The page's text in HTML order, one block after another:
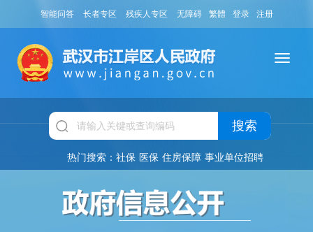
智能问答 长者专区 残疾人专区 无障碍 繁體 登录 注册
搜索
热门搜索： 社保 医保 住房保障 事业单位招聘